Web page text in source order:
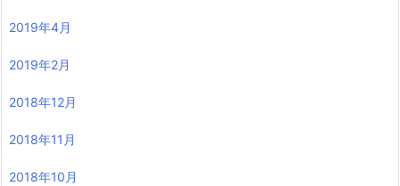
2019年4月
2019年2月
2018年12月
2018年11月
2018年10月